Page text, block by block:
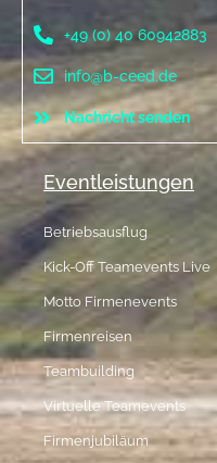
+49 (0) 40 60942883
info@b-ceed.de
Nachricht senden
Eventleistungen
Betriebsausflug
Kick-Off Teamevents Live
Motto Firmenevents
Firmenreisen
Teambuilding
Virtuelle Teamevents
Firmenjubiläum